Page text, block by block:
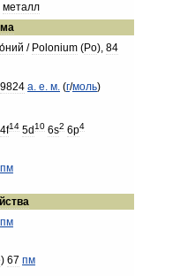
металл
/ Polonium (Po), 84
9824 а. е. м. (г/моль)
4f14 5d 10 6s2 6p4
пм
пм
) 67 пм